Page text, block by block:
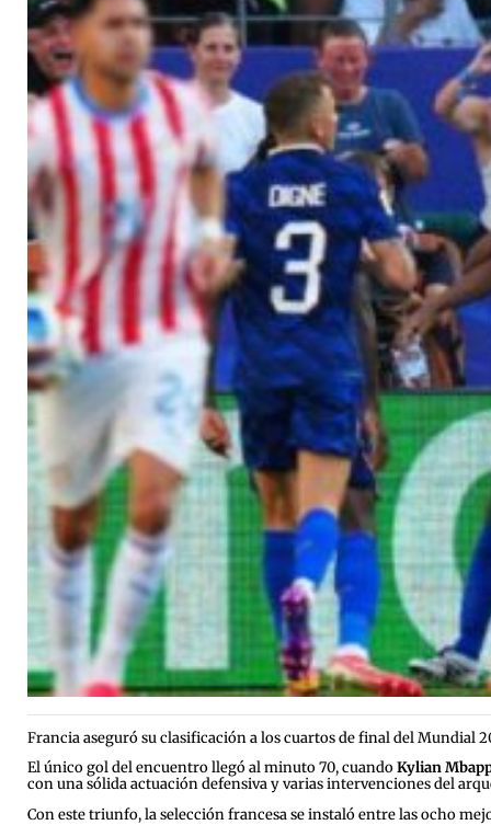
Francia aseguró su clasificación a los cuartos de final del Mundial
El único gol del encuentro llegó al minuto 70, cuando Kylian
con una sólida actuación defensiva y varias intervenciones del
Con este triunfo, la selección francesa se instaló entre las ocho